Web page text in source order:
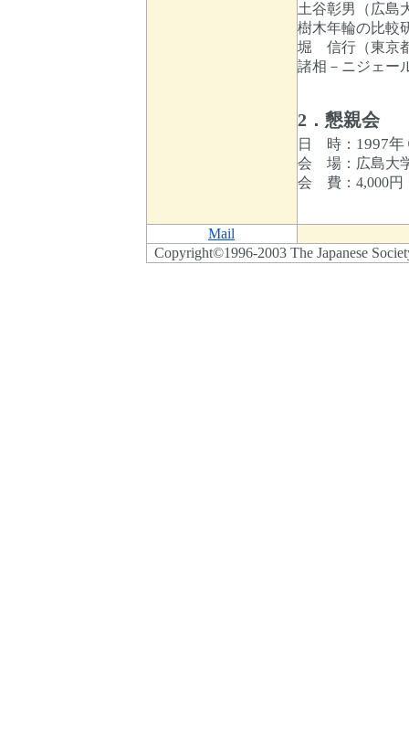
土谷彰男（広島
樹木年輪の比較
堀 信行（東京
諸相－ニジェー
2．懇親会
日 時： 1997
会 場：広島大
会 費：4,000円
Mail
Copyright©1996-2003 The Japanese